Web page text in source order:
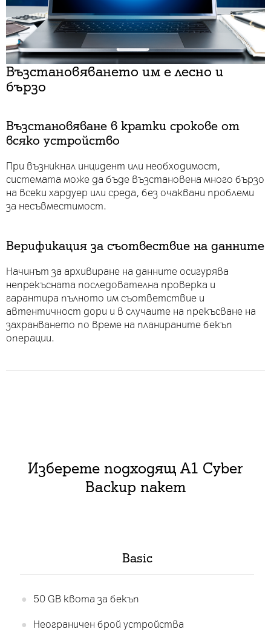
Възстановяването им е лесно и
бързо
Възстановяване в кратки срокове от
всяко устройство
При възникнал инцидент или необходимост,
системата може да бъде възстановена много бързо
на всеки хардуер или среда, без очаквани проблеми
за несъвместимост.
Верификация за съотвествие на данните
Начинът за архивиране на данните осигурява
непрекъсната последователна проверка и
гарантира пълното им съответствие и
автентичност дори и в случаите на прекъсване на
захранването по време на планираните бекъп
операции.
Изберете подходящ A1 Cyber
Backup пакет
Basic
50 GB квота за бекъп
Неограничен брой устройства